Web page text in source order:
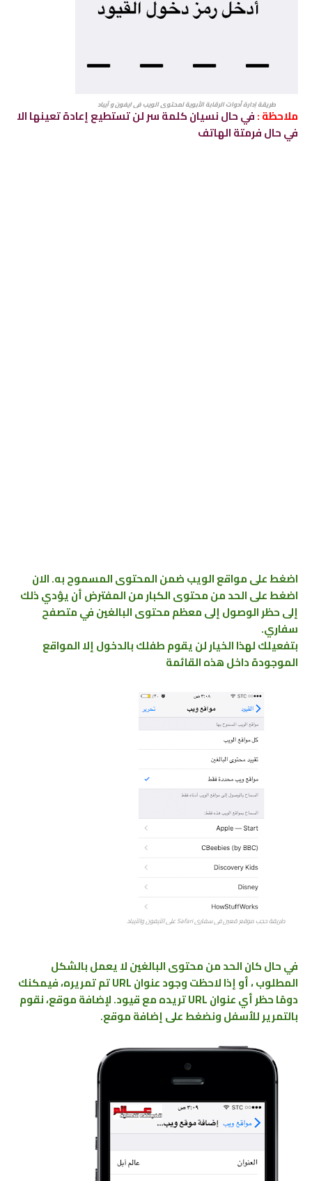
طريقة إدارة أدوات الرقابة الأبوية لمحتوى الويب في ايفون و آيباد
ملاحظة :في حال نسيان كلمة سر لن تستطيع إعادة تعينها الا
في حال فرمتة الهاتف
اضغط على مواقع الويب ضمن المحتوى المسموح به. الان
اضغط على الحد من محتوى الكبار من المفترض أن يؤدي ذلك
إلى حظر الوصول إلى معظم محتوى البالغين في متصفح
سفاري.
بتفعيلك لهذا الخيار لن يقوم طفلك بالدخول إلا المواقع
الموجودة داخل هذه القائمة
طريقة حجب موقع مُعين في سفاري Safari على الآيفون والآيباد
في حال كان الحد من محتوى البالغين لا يعمل بالشكل
المطلوب ، أو إذا لاحظت وجود عنوان URL تم تمريره، فيمكنك
دومًا حظر أي عنوان URL تريده مع قيود.
لإضافة موقع، نقوم
بالتمرير للأسفل ونضغط على إضافة موقع.